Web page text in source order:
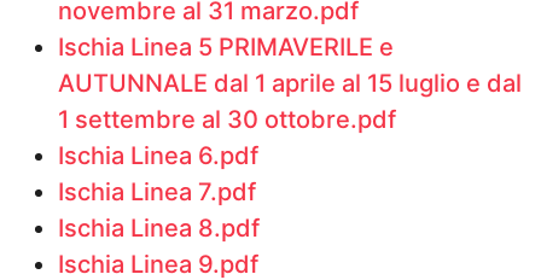
novembre al 31 marzo.pdf
Ischia Linea 5 PRIMAVERILE e
AUTUNNALE dal 1 aprile al 15 luglio e dal
1 settembre al 30 ottobre.pdf
Ischia Linea 6.pdf
Ischia Linea 7.pdf
Ischia Linea 8.pdf
Ischia Linea 9.pdf